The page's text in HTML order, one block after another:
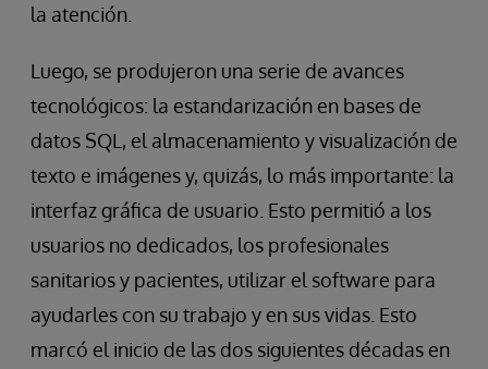
la atención.
Luego, se produjeron una serie de avances
tecnológicos: la estandarización en bases de
datos SQL, el almacenamiento y visualización de
texto e imágenes y, quizás, lo más importante: la
interfaz gráfica de usuario. Esto permitió a los
usuarios no dedicados, los profesionales
sanitarios y pacientes, utilizar el software para
ayudarles con su trabajo y en sus vidas. Esto
marcó el inicio de las dos siguientes décadas en